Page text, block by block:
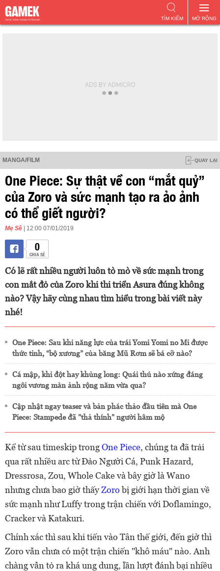
MỞ RỘNG
TÌM KIẾM
MANGA/FILM QUAY LẠI
One Piece: Sự thật về con “mắt quỷ”
của Zoro và sức mạnh tạo ra ảo ảnh
có thể giết người?
Mẹ Sề | 12:00 07/01/2019
0
CHIA SẺ
Có lẽ rất nhiều người luôn tò mò về sức mạnh trong
con mắt đỏ của Zoro khi thi triển Asura đúng không
nào? Vậy hãy cùng nhau tìm hiểu trong bài viết này
nhé!
One Piece: Sau khi năng lực của trái Yomi Yomi no Mi được
thức tỉnh, “bộ xương” của băng Mũ Rơm sẽ bá cỡ nào?
Cá mập, khỉ đột hay khủng long: Quái thú nào xứng đáng
ngôi vương màn ảnh rộng năm vừa qua?
Cập nhật ngay teaser và bản phác thảo đầu tiên mà One
Piece: Stampede đã "thả thính" người hâm mộ
Kể từ sau timeskip trongOne Piece, chúng ta đã trải
qua rất nhiều arc từ Đảo Người Cá, Punk Hazard,
Dressrosa, Zou, Whole Cake và bây giờ là Wano
nhưng chưa bao giờ thấyZorobị giới hạn thời gian về
sức mạnh như Luffy trong trận chiến với Doflamingo,
Cracker và Katakuri.
Chính xác thì sau khi tiến vào Tân thế giới, đến giờ thì
Zoro vẫn chưa có một trận chiến "khô máu" nào. Anh
chàng vẫn tỏ ra khá ung dung, lần lượt đánh bại nhiều